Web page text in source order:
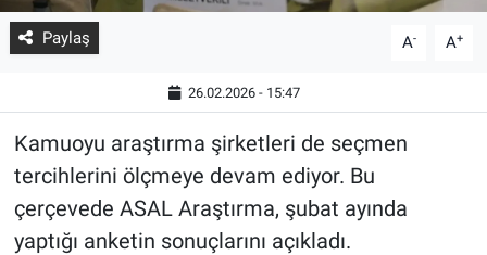
Paylaş A- A+
26.02.2026 - 15:47
Kamuoyu araştırma şirketleri de seçmen
tercihlerini ölçmeye devam ediyor. Bu
çerçevede ASAL Araştırma, şubat ayında
yaptığı anketin sonuçlarını açıkladı.